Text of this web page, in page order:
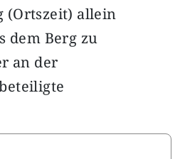
(Ortszeit) allein
dem Berg zu
an der